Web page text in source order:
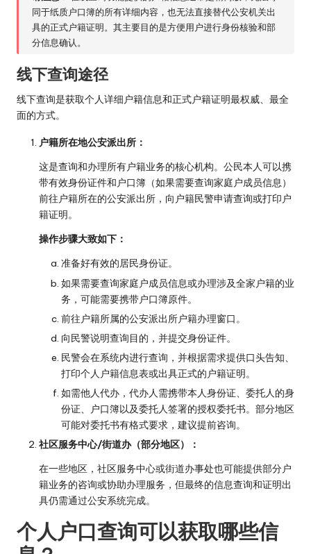
同于纸质户口簿的所有详细内容，也无法直接替代公安机关出
具的正式户籍证明。其主要目的是方便用户进行身份核验和部
分信息确认。
线下查询途径
线下查询是获取个人详细户籍信息和正式户籍证明最权威、最全
面的方式。
户籍所在地公安派出所：
这是查询和办理所有户籍业务的核心机构。公民本人可以携
带有效身份证件和户口簿（如果需要查询家庭户成员信息）
前往户籍所在的公安派出所，向户籍民警申请查询或打印户
籍证明。
操作步骤大致如下：
准备好有效的居民身份证。
如果需要查询家庭户成员信息或办理涉及全家户籍的业
务，可能需要携带户口簿原件。
前往户籍所属的公安派出所户籍办理窗口。
向民警说明查询目的，并提交身份证件。
民警会在系统内进行查询，并根据需求提供口头告知、
打印个人户籍信息表或出具正式的户籍证明。
如需他人代办，代办人需携带本人身份证、委托人的身
份证、户口簿以及委托人签署的授权委托书。部分地区
可能对委托书有格式要求，建议提前咨询。
社区服务中心/街道办（部分地区）：
在一些地区，社区服务中心或街道办事处也可能提供部分户
籍业务的咨询或协助办理服务，但最终的信息查询和证明出
具仍需通过公安系统完成。
个人户口查询可以获取哪些信